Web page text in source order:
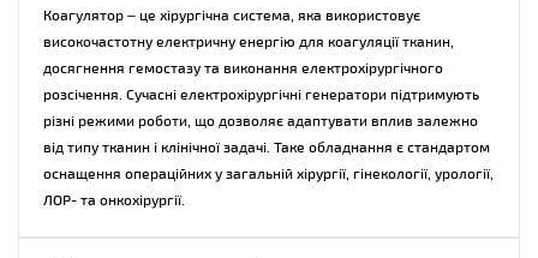
Для сучасних операційних особливий інтерес становлять системи
Коагулятор – це хірургічна система, яка використовує
високочастотну електричну енергію для коагуляції тканин,
досягнення гемостазу та виконання електрохірургічного
розсічення. Сучасні електрохірургічні генератори підтримують
різні режими роботи, що дозволяє адаптувати вплив залежно
від типу тканин і клінічної задачі. Таке обладнання є стандартом
оснащення операційних у загальній хірургії, гінекології, урології,
ЛОР- та онкохірургії.